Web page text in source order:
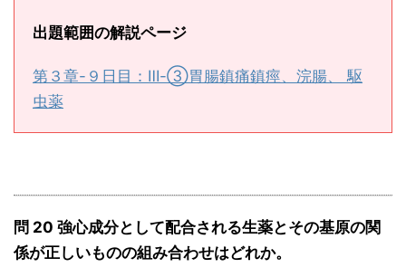
出題範囲の解説ページ
第３章-９日目：Ⅲ-③胃腸鎮痛鎮痙、浣腸、 駆
虫薬
問 20 強心成分として配合される生薬とその基原の関
係が正しいものの組み合わせはどれか。